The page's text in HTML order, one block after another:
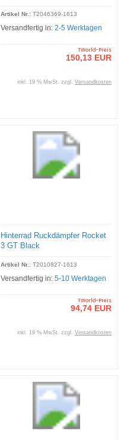
Artikel Nr.: T2046369-1613
Versandfertig in: 2-5 Werktagen
TWorld-Preis
150,13 EUR
inkl. 19 % MwSt. zzgl. Versandkosten
Hinterrad Ruckdämpfer Rocket
3 GT Black
Artikel Nr.: T2010827-1613
Versandfertig in: 5-10 Werktagen
TWorld-Preis
94,74 EUR
inkl. 19 % MwSt. zzgl. Versandkosten